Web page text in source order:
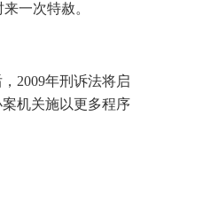
一次特赦。
2009年刑诉法将启
机关施以更多程序